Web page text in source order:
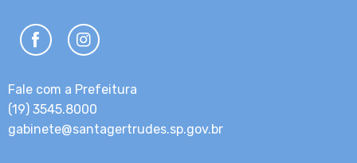
Fale com a Prefeitura
(19) 3545.8000
gabinete@santagertrudes.sp.gov.br